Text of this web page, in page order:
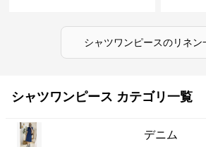
シャツワンピースのリネン
シャツワンピース カテゴリ一覧
デニム